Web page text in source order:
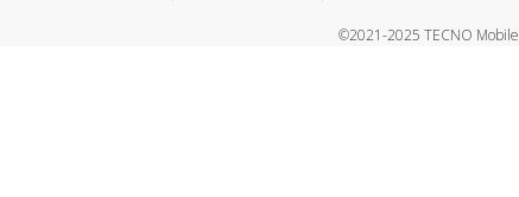
©2021-2025 TECNO Mobile